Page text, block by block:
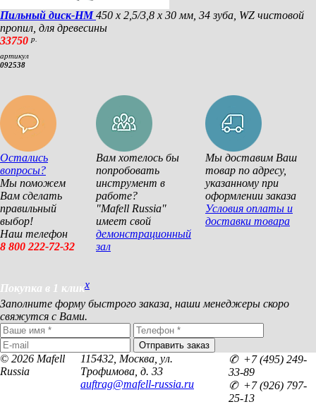
Пильный диск-HM450 х 2,5/3,8 х 30 мм, 34 зуба, WZ чистовой
пропил, для древесины
33750 р.
артикул
092538
Остались
вопросы?
Мы поможем
Вам сделать
правильный
выбор!
Наш телефон
8 800 222-72-32
Вам хотелось бы
попробовать
инструмент в
работе?
"Mafell Russia"
имеет свой
демонстрационный
зал
Мы доставим Ваш
товар по адресу,
указанному при
оформлении заказа
Условия оплаты и
доставки товара
Покупка в 1 кликx
Заполните форму быстрого заказа, наши менеджеры скоро
свяжутся с Вами.
© 2026 Mafell
Russia
115432, Москва, ул.
Трофимова, д. 33
auftrag@mafell-russia.ru
✆ +7 (495) 249-
33-89
✆ +7 (926) 797-
25-13